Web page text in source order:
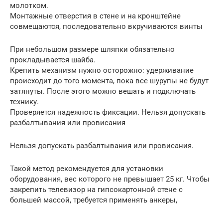
молотком.
Монтажные отверстия в стене и на кронштейне
совмещаются, последовательно вкручиваются винты
При небольшом размере шляпки обязательно
прокладывается шайба.
Крепить механизм нужно осторожно: удерживание
происходит до того момента, пока все шурупы не будут
затянуты. После этого можно вешать и подключать
технику.
Проверяется надежность фиксации. Нельзя допускать
разбалтывания или провисания
Нельзя допускать разбалтывания или провисания.
Такой метод рекомендуется для установки
оборудования, вес которого не превышает 25 кг. Чтобы
закрепить телевизор на гипсокартонной стене с
большей массой, требуется применять анкеры,